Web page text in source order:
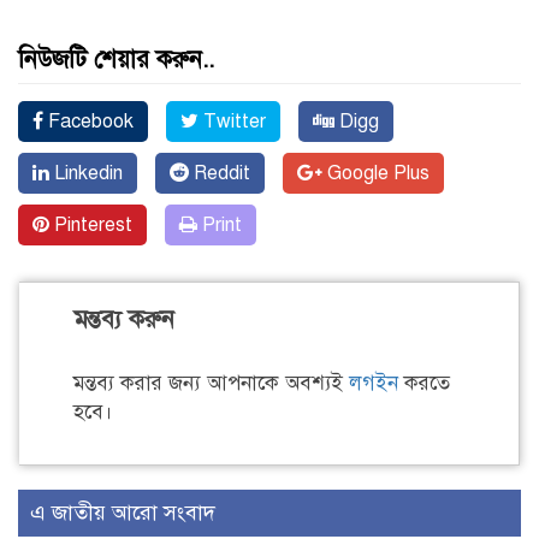
নিউজটি শেয়ার করুন..
Facebook Twitter Digg
Linkedin Reddit Google Plus
Pinterest Print
মন্তব্য করুন
মন্তব্য করার জন্য আপনাকে অবশ্যইলগইনকরতে
হবে।
এ জাতীয় আরো সংবাদ